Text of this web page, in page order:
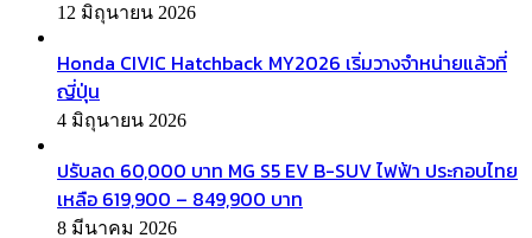
12 มิถุนายน 2026
Honda CIVIC Hatchback MY2026 เริ่มวางจำหน่ายแล้วที่
ญี่ปุ่น
4 มิถุนายน 2026
ปรับลด 60,000 บาท MG S5 EV B-SUV ไฟฟ้า ประกอบไทย
เหลือ 619,900 – 849,900 บาท
8 มีนาคม 2026